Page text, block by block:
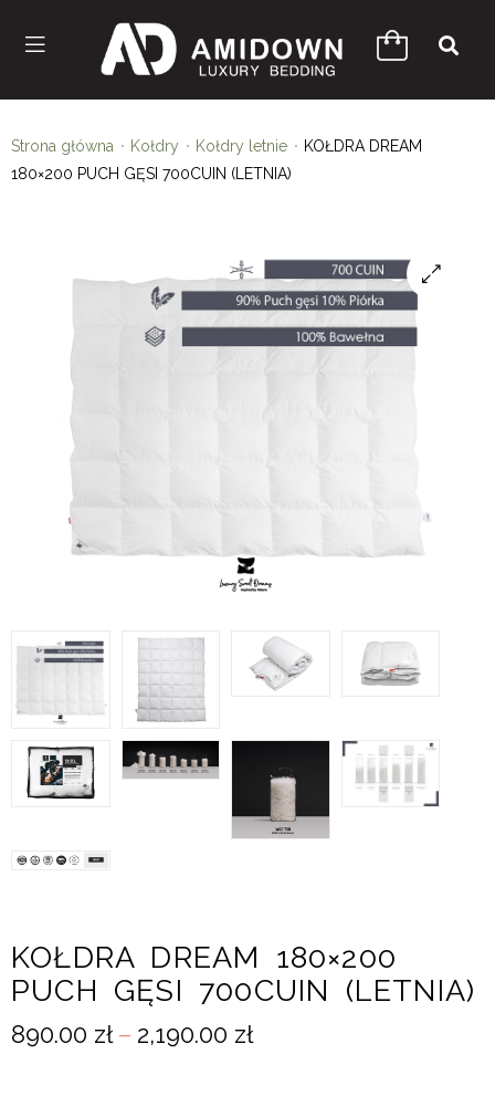
Strona główna Kołdry Kołdry letnie
KOŁDRA DREAM
180×200 PUCH GĘSI 700CUIN (LETNIA)
KOŁDRA DREAM 180×200
PUCH GĘSI 700CUIN (LETNIA)
890.00 zł – 2,190.00 zł